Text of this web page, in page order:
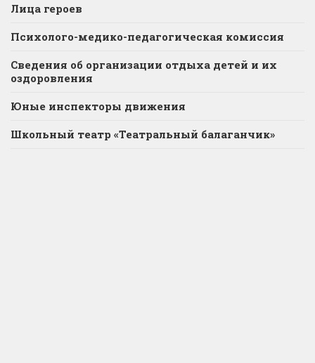
Лица героев
Психолого-медико-педагогическая комиссия
Сведения об организации отдыха детей и их
оздоровления
Юные инспекторы движения
Школьный театр «Театральный балаганчик»